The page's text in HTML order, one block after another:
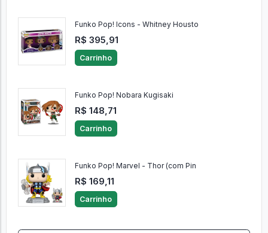
Funko Pop! Icons - Whitney Housto
R$ 395,91
Carrinho
Funko Pop! Nobara Kugisaki
R$ 148,71
Carrinho
Funko Pop! Marvel - Thor (com Pin
R$ 169,11
Carrinho